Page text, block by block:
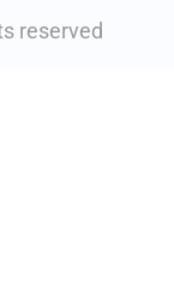
reserved